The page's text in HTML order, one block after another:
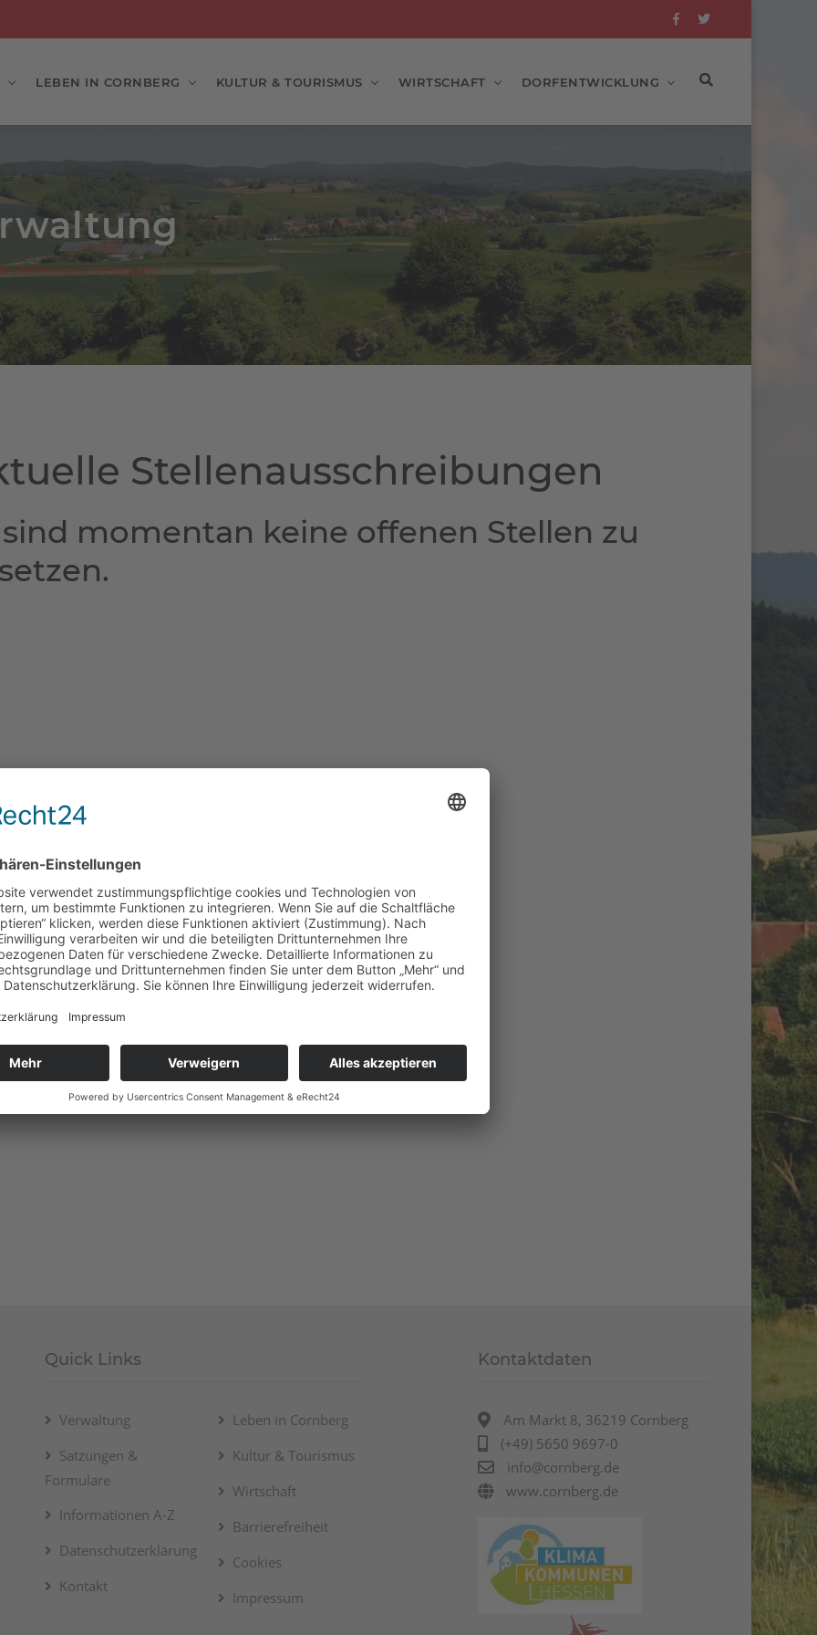
LEBEN IN CORNBERG KULTUR & TOURISMUS WIRTSCHAFT DORFENTWICKLUNG
Stellenausschreibungen
Stellenausschreibungen
sind momentan keine offenen Stellen zu
Quick Links
Verwaltung
Satzungen &
Formulare
Informationen A-Z
Datenschutzerklärung
Kontakt
Leben in Cornberg
Kultur & Tourismus
Wirtschaft
Barrierefreiheit
Cookies
Impressum
Kontaktdaten
Am Markt 8, 36219 Cornberg
(+49) 5650 9697-0
info@cornberg.de
www.cornberg.de